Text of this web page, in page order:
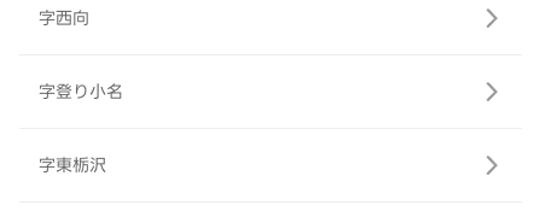
字西向
字登り小名
字東栃沢